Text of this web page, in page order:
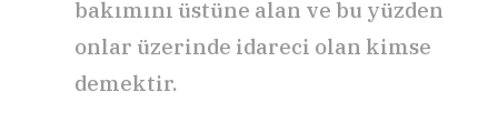
bakımını üstüne alan ve bu yüzden
onlar üzerinde idareci olan kimse
demektir.